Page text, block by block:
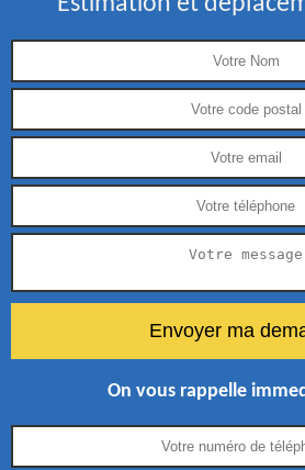
On vous rappelle